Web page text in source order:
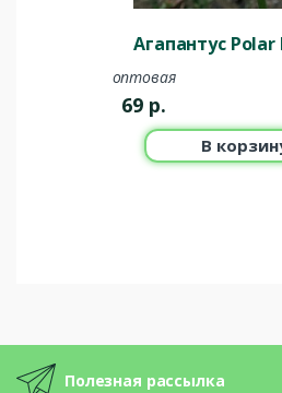
Агапантус
оптовая
69 р.
В
Полезная рассылка